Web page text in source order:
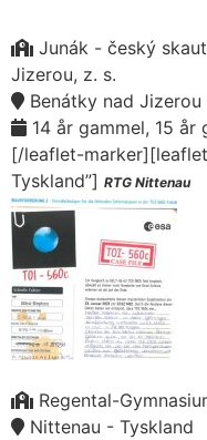
Junák - český
Jizerou, z. s.
Benátky nad
14 år gammel, 15 år
[/leaflet-
Tyskland”] RTG Nittenau
Regental-
Nittenau - Tyskland